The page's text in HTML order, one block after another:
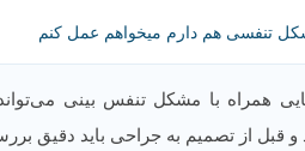
تنفسی هم دارم میخواهم عمل کنم
همراه با مشکل تنفس بینی
قبل از تصمیم به جراحی باید دقیق